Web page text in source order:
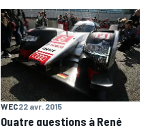
WEC22 avr. 2015
Quatre questions à René